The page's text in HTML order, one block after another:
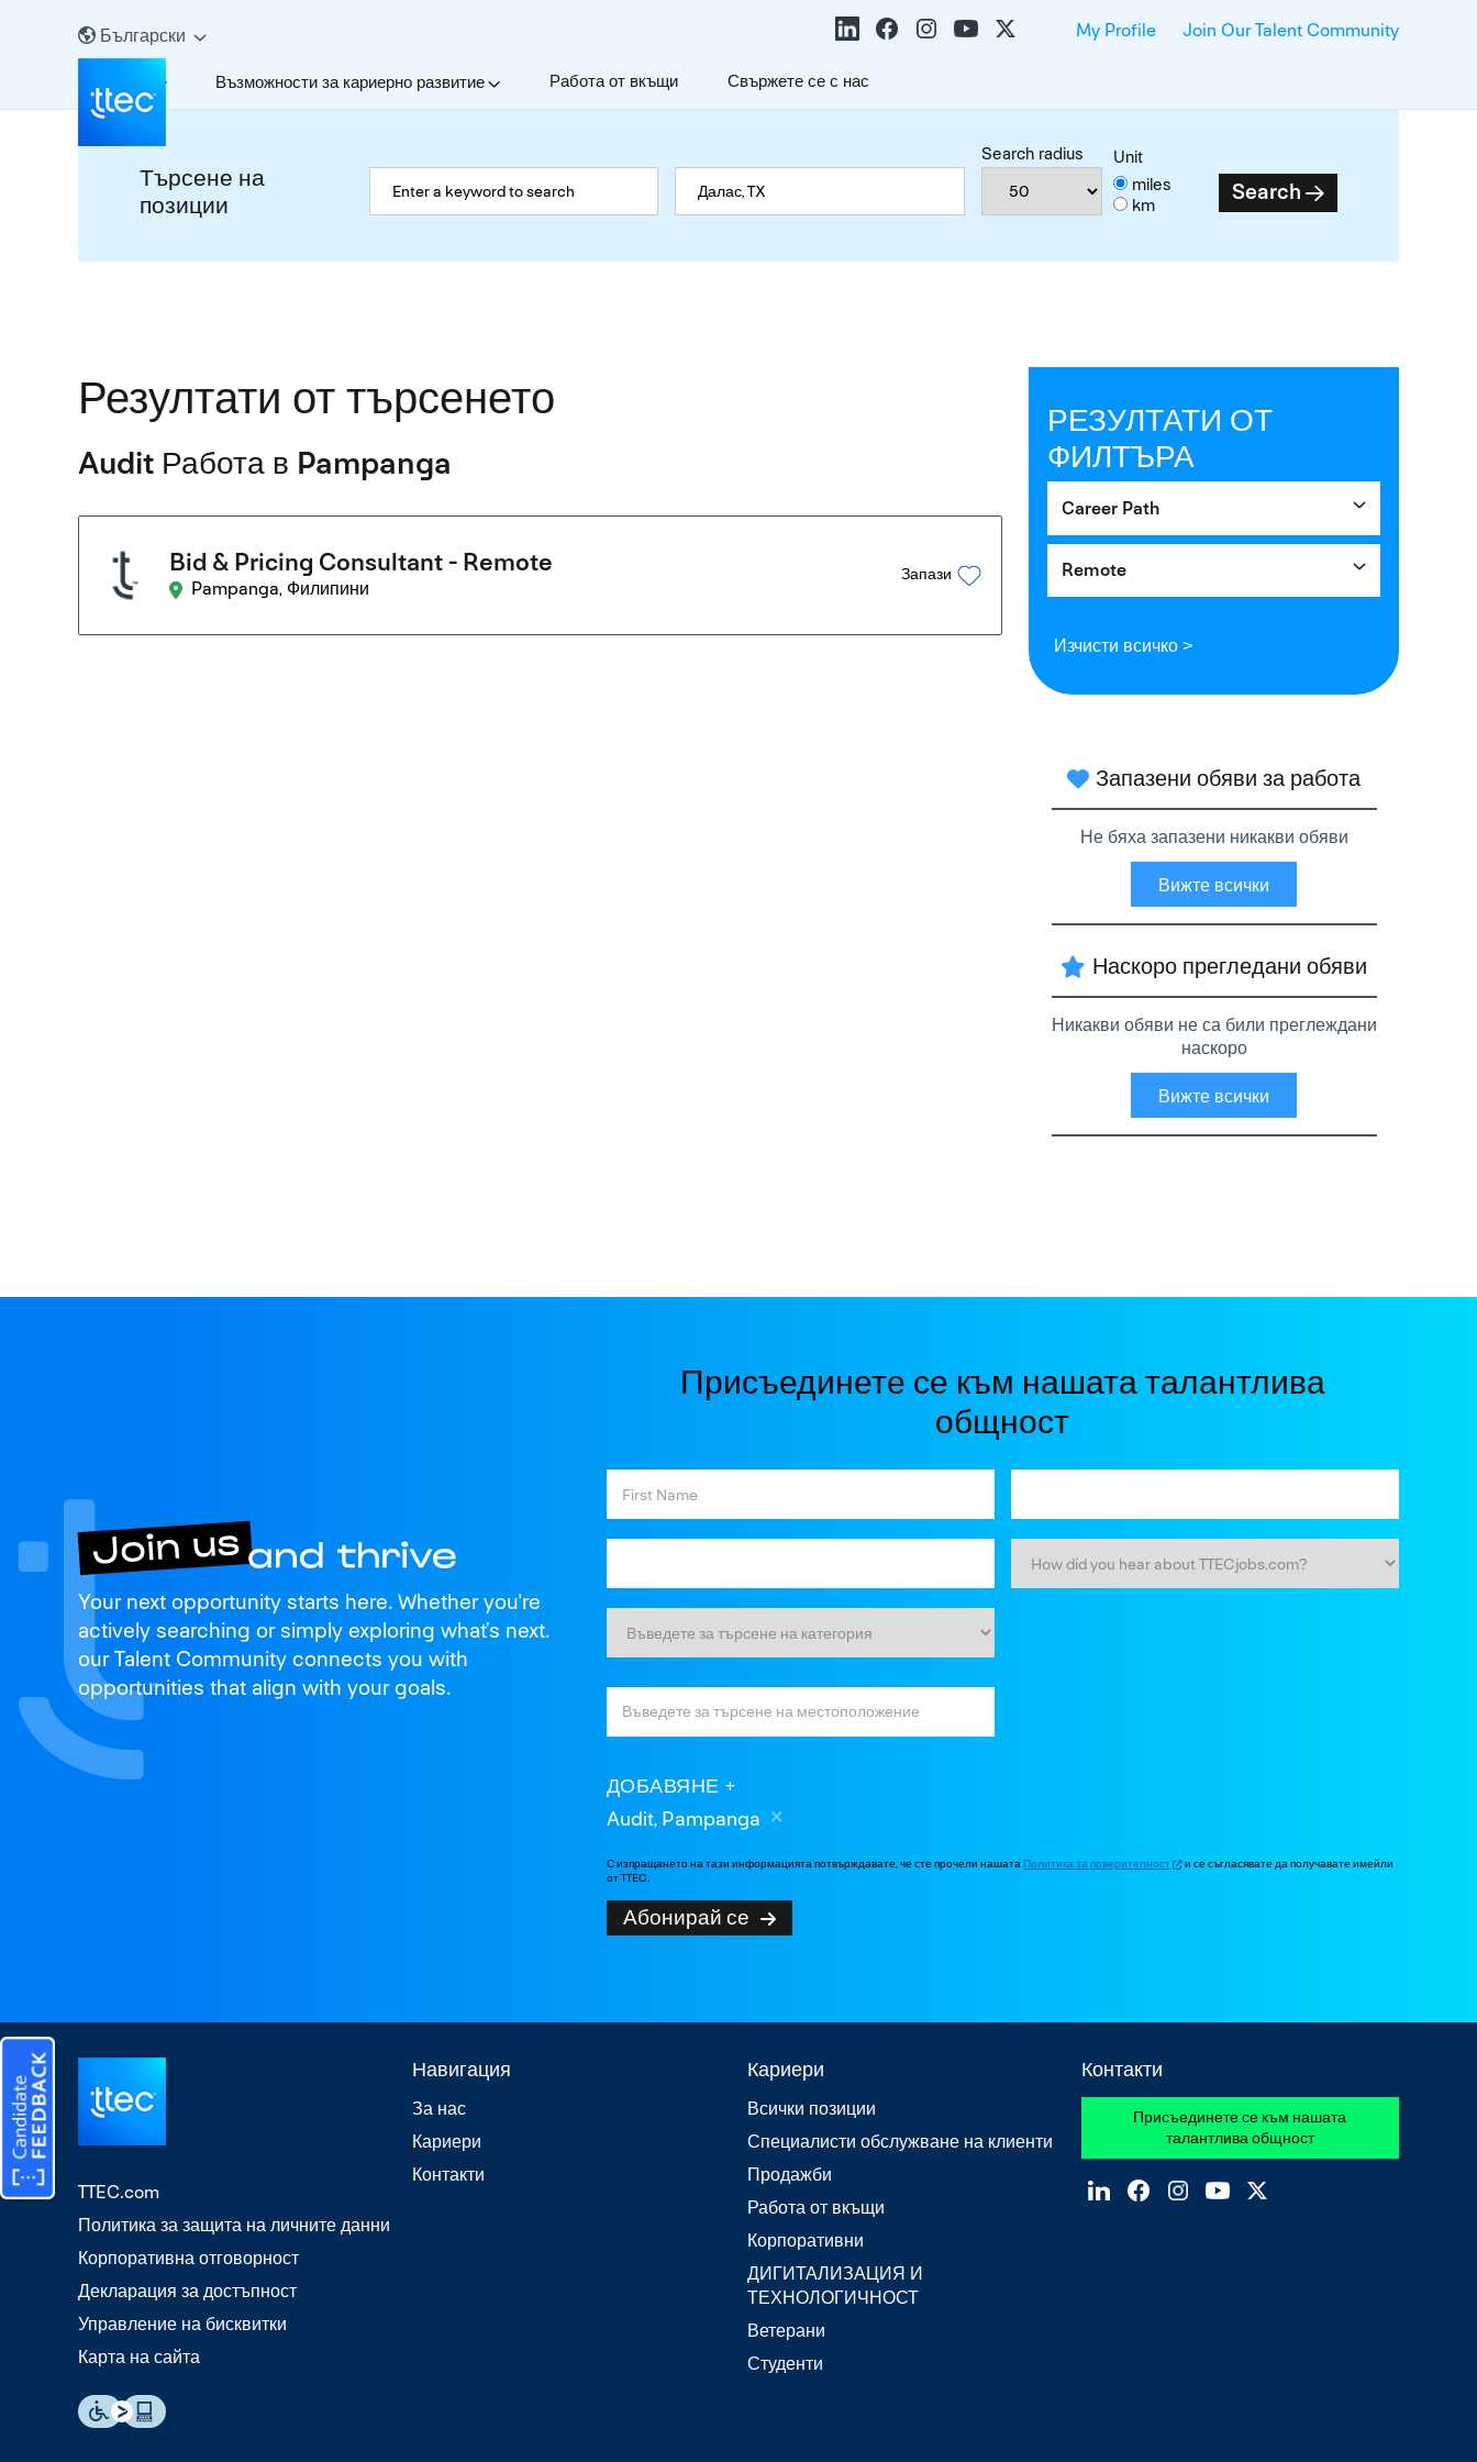
Български My Profile Join Our Talent Community
За нас Възможности за кариерно развитие Работа от вкъщи Свържете се с нас
Търсене на
позиции
Search radius
Unit
miles
km
Search
Резултати от търсенето
Audit Работа в Pampanga
Bid & Pricing Consultant - Remote
Pampanga, Филипини
Запази
РЕЗУЛТАТИ ОТ
ФИЛТЪРА
Career Path
Remote
Изчисти всичко >
Запазени обяви за работа
Не бяха запазени никакви обяви
Вижте всички
Наскоро прегледани обяви
Никакви обяви не са били преглеждани
наскоро
Вижте всички
Join us
and thrive
Your next opportunity starts here. Whether you're
actively searching or simply exploring what’s next.
our Talent Community connects you with
opportunities that align with your goals.
Присъединете се към нашата талантлива
общност
ДОБАВЯНЕ
Audit, Pampanga
С изпращането на тази информацията потвърждавате, че сте прочели нашата Политика за поверителност
и се съгласявате да получавате имейли
от TTEC.
Абонирай се
TTEC.com
Политика за защита на личните данни
Корпоративна отговорност
Декларация за достъпност
Управление на бисквитки
Карта на сайта
Навигация
За нас
Кариери
Контакти
Кариери
Всички позиции
Специалисти обслужване на клиенти
Продажби
Работа от вкъщи
Корпоративни
ДИГИТАЛИЗАЦИЯ И
ТЕХНОЛОГИЧНОСТ
Ветерани
Студенти
Контакти
Присъединете се към нашата
талантлива общност